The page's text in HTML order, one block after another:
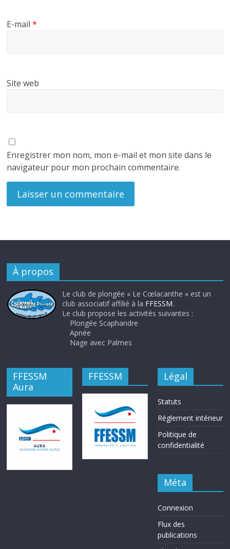
E-mail*
Site web
Enregistrer mon nom, mon e-mail et mon site dans le
navigateur pour mon prochain commentaire.
À propos
Le club de plongée « Le Cœlacanthe » est un
club associatif affilié à la FFESSM.
Le club propose les activités suivantes :
Plongée Scaphandre
Apnée
Nage avec Palmes
FFESSM
Aura
FFESSM Légal
Statuts
Réglement intérieur
Politique de
confidentialité
Méta
Connexion
Flux des
publications